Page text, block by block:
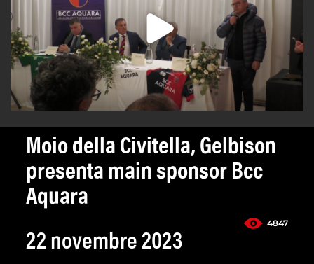
Moio della Civitella, Gelbison
presenta main sponsor Bcc
Aquara
4847
22 novembre 2023